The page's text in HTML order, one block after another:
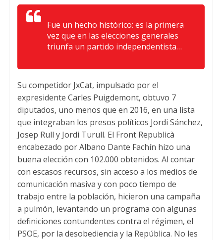
Fue un hecho histórico: es la primera
vez que en las elecciones generales
triunfa un partido independentista…
Su competidor JxCat, impulsado por el
expresidente Carles Puigdemont, obtuvo 7
diputados, uno menos que en 2016, en una lista
que integraban los presos políticos Jordi Sánchez,
Josep Rull y Jordi Turull. El Front Republicà
encabezado por Albano Dante Fachín hizo una
buena elección con 102.000 obtenidos. Al contar
con escasos recursos, sin acceso a los medios de
comunicación masiva y con poco tiempo de
trabajo entre la población, hicieron una campaña
a pulmón, levantando un programa con algunas
definiciones contundentes contra el régimen, el
PSOE, por la desobediencia y la República. No les